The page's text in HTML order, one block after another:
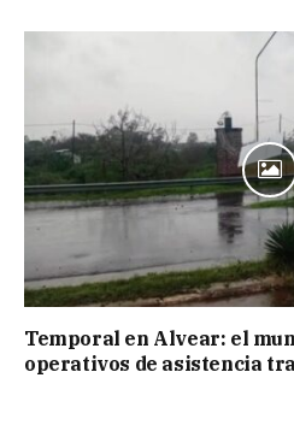
Temporal en Alvear: el
operativos de asistencia